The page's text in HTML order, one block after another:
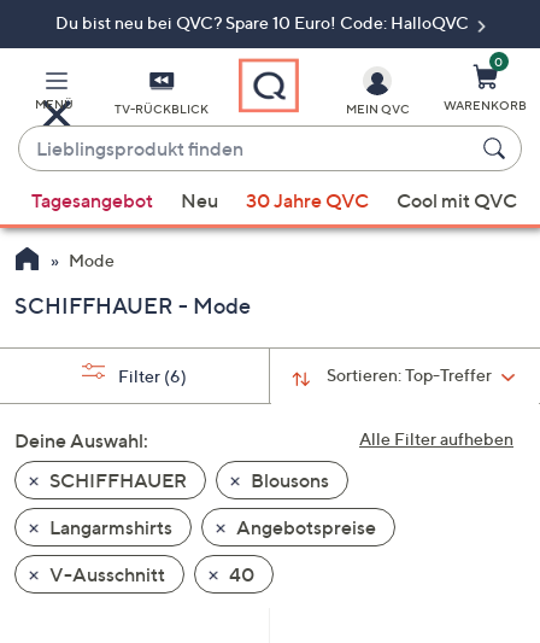
Du bist neu bei QVC? Spare 10 Euro! Code: HalloQVC
MENÜ TV-RÜCKBLICK
Lieblingsprodukt
finden
Vorschläge
verfügbar
sind,
verwenden
oben
und
nach
unten
oder
wischen
MEIN QVC
0
WARENKORB
Tagesangebot Neu 30 Jahre QVC Cool mit QVC
Mode
SCHIFFHAUER - Mode
Sortieren:Top-Treffer
Filter (6)
Alle Filter aufheben
Deine Auswahl:
SCHIFFHAUER
Blousons
Langarmshirts
Angebotspreise
V-Ausschnitt
40